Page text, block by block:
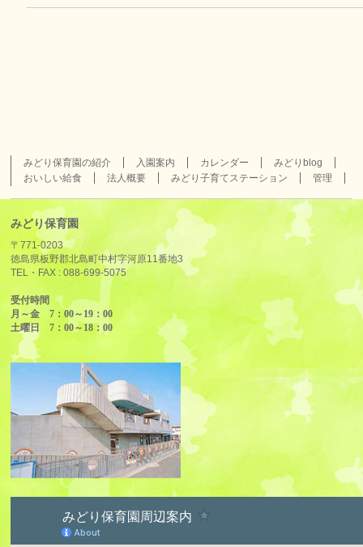
みどり保育園の紹介 入園案内 カレンダー
みどりblog
おいしい給食
法人概要 みどり子育てステーション 管理
みどり保育園
〒771-0203
徳島県板野郡北島町中村字河原11番地3
TEL・FAX :088-699-5075
受付時間
月～金 7：00～19：00
土曜日 7：00～18：00